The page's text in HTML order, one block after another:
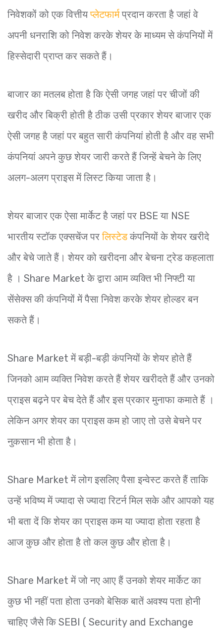
निवेशकों को एक वित्तीयप्लेटफार्मप्रदान करता है जहां वे
अपनी धनराशि को निवेश करके शेयर के माध्यम से कंपनियों में
हिस्सेदारी प्राप्त कर सकते हैं।
बाजार का मतलब होता है कि ऐसी जगह जहां पर चीजों की
खरीद और बिक्री होती है ठीक उसी प्रकार शेयर बाजार एक
ऐसी जगह है जहां पर बहुत सारी कंपनियां होती है और वह सभी
कंपनियां अपने कुछ शेयर जारी करते हैं जिन्हें बेचने के लिए
अलग-अलग प्राइस में लिस्ट किया जाता है।
शेयर बाजार एक ऐसा मार्केट है जहां पर BSE या NSE
भारतीय स्टॉक एक्सचेंज परलिस्टेडकंपनियों के शेयर खरीदे
और बेचे जाते हैं। शेयर को खरीदना और बेचना ट्रेड कहलाता
है । Share Market के द्वारा आम व्यक्ति भी निफ्टी या
सेंसेक्स की कंपनियों में पैसा निवेश करके शेयर होल्डर बन
सकते हैं।
Share Market में बड़ी-बड़ी कंपनियों के शेयर होते हैं
जिनको आम व्यक्ति निवेश करते हैं शेयर खरीदते हैं और उनको
प्राइस बढ़ने पर बेच देते हैं और इस प्रकार मुनाफा कमाते हैं ।
लेकिन अगर शेयर का प्राइस कम हो जाए तो उसे बेचने पर
नुकसान भी होता है।
Share Market में लोग इसलिए पैसा इन्वेस्ट करते हैं ताकि
उन्हें भविष्य में ज्यादा से ज्यादा रिटर्न मिल सके और आपको यह
भी बता दें कि शेयर का प्राइस कम या ज्यादा होता रहता है
आज कुछ और होता है तो कल कुछ और होता है।
Share Market में जो नए आए हैं उनको शेयर मार्केट का
कुछ भी नहीं पता होता उनको बेसिक बातें अवश्य पता होनी
चाहिए जैसे कि SEBI ( Security and Exchange